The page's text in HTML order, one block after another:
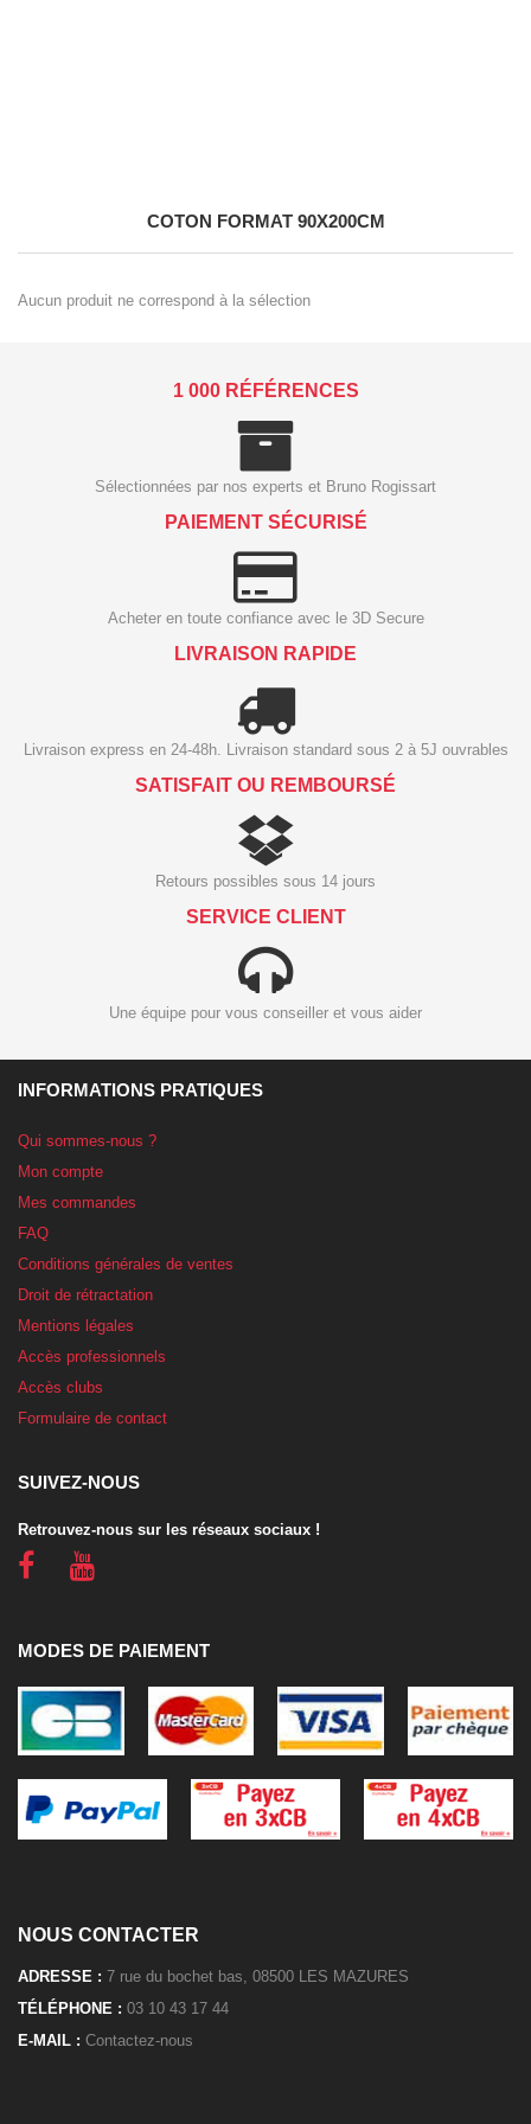
COTON FORMAT 90X200CM
Aucun produit ne correspond à la sélection
1 000 RÉFÉRENCES
Sélectionnées par nos experts et Bruno Rogissart
PAIEMENT SÉCURISÉ
Acheter en toute confiance avec le 3D Secure
LIVRAISON RAPIDE
Livraison express en 24-48h. Livraison standard sous 2 à 5J ouvrables
SATISFAIT OU REMBOURSÉ
Retours possibles sous 14 jours
SERVICE CLIENT
Une équipe pour vous conseiller et vous aider
INFORMATIONS PRATIQUES
Qui sommes-nous ?
Mon compte
Mes commandes
FAQ
Conditions générales de ventes
Droit de rétractation
Mentions légales
Accès professionnels
Accès clubs
Formulaire de contact
SUIVEZ-NOUS
Retrouvez-nous sur les réseaux sociaux !
MODES DE PAIEMENT
NOUS CONTACTER
ADRESSE : 7 rue du bochet bas, 08500 LES MAZURES
TÉLÉPHONE : 03 10 43 17 44
E-MAIL : Contactez-nous